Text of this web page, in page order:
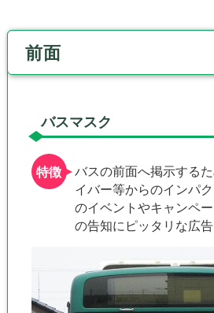
前面
バスマスク
バスの前面へ掲示する
イバー等からのインパ
のイベントやキャンペ
の告知にピッタリな広告